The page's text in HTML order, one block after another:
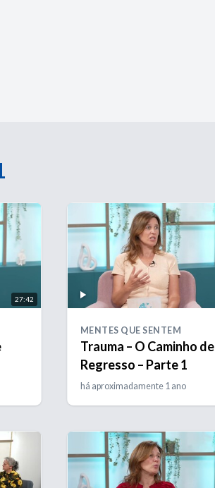
27:42
MENTES QUE SENTEM
Trauma – O Caminho de
Regresso – Parte 1
há aproximadamente 1 ano